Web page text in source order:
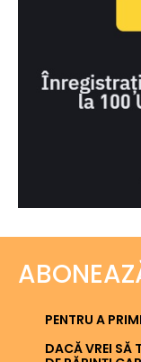
PENTRU A
DACĂ VREI SĂ